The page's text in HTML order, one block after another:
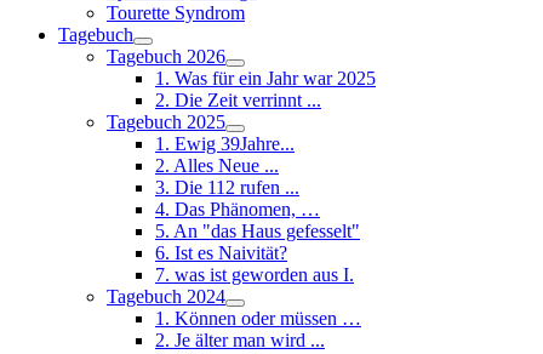
Tourette Syndrom
Tagebuch
Tagebuch 2026
1. Was für ein Jahr war 2025
2. Die Zeit verrinnt ...
Tagebuch 2025
1. Ewig 39Jahre...
2. Alles Neue ...
3. Die 112 rufen ...
4. Das Phänomen, …
5. An "das Haus gefesselt"
6. Ist es Naivität?
7. was ist geworden aus I.
Tagebuch 2024
1. Können oder müssen …
2. Je älter man wird ...